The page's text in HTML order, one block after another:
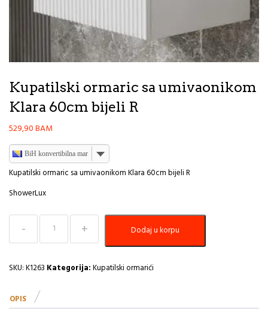
Kupatilski ormaric sa umivaonikom
Klara 60cm bijeli R
529,90BAM
BiH konvertibilna marka
Kupatilski ormaric sa umivaonikom Klara 60cm bijeli R
ShowerLux
Kupatilski
ormaric
sa
Klara
bijeli
količina
Dodaj u korpu
SKU:K1263 Kategorija:Kupatilski ormarići
OPIS